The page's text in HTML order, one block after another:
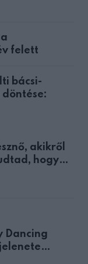
felett
bácsi-
akikről
hogy
Dancing